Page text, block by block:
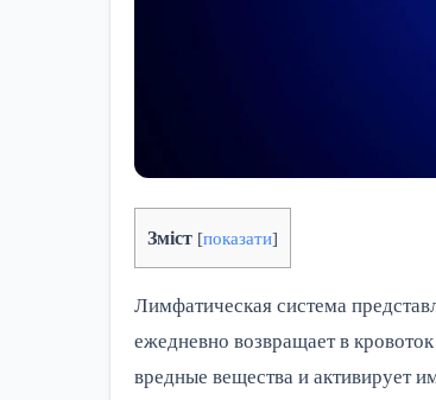
Зміст [показати]
Лимфатическая система
ежедневно возвращает в
вредные вещества и активирует